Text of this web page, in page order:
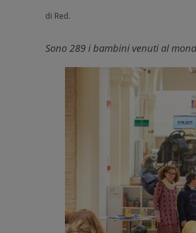
di Red.
Sono 289 i bambini venuti al